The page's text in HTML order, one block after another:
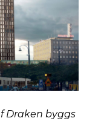
Draken byggs